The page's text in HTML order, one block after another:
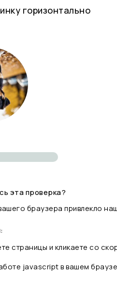
горизонтально
эта проверка?
браузера привлекло
страницы и кликаете со
javascript в вашем